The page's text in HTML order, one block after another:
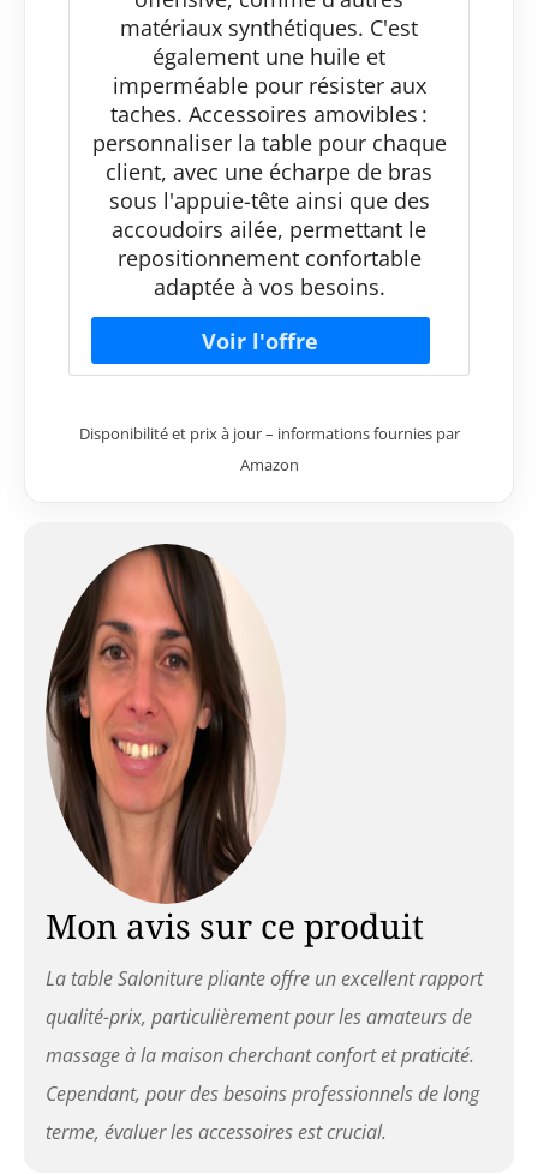
matériaux synthétiques. C'est
également une huile et
imperméable pour résister aux
taches. Accessoires amovibles :
personnaliser la table pour chaque
client, avec une écharpe de bras
sous l'appuie-tête ainsi que des
accoudoirs ailée, permettant le
repositionnement confortable
adaptée à vos besoins.
Disponibilité et prix à jour – informations fournies par
Amazon
Mon avis sur ce produit
La table Saloniture pliante offre un excellent rapport
qualité-prix, particulièrement pour les amateurs de
massage à la maison cherchant confort et praticité.
Cependant, pour des besoins professionnels de long
terme, évaluer les accessoires est crucial.